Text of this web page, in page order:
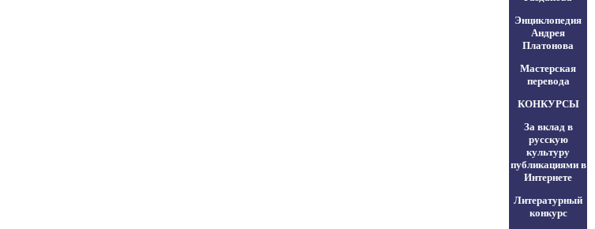
Энциклопедия
Андрея
Платонова
Мастерская
перевода
КОНКУРСЫ
За вклад в
русскую
культуру
публикациями в
Интернете
Литературный
конкурс